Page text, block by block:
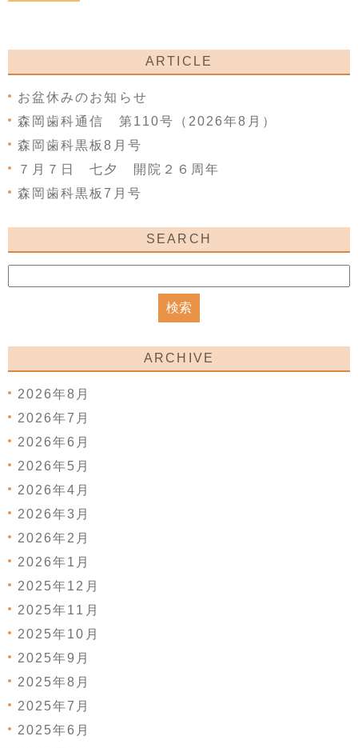
ARTICLE
お盆休みのお知らせ
森岡歯科通信 第110号（2026年8月）
森岡歯科黒板8月号
７月７日 七夕 開院２６周年
森岡歯科黒板7月号
SEARCH
ARCHIVE
2026年8月
2026年7月
2026年6月
2026年5月
2026年4月
2026年3月
2026年2月
2026年1月
2025年12月
2025年11月
2025年10月
2025年9月
2025年8月
2025年7月
2025年6月